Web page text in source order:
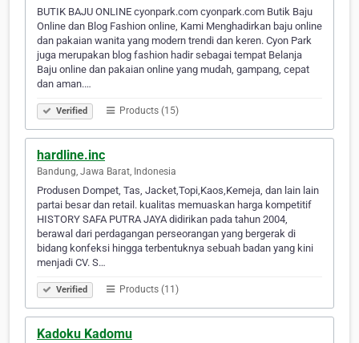
BUTIK BAJU ONLINE cyonpark.com cyonpark.com Butik Baju
Online dan Blog Fashion online, Kami Menghadirkan baju online
dan pakaian wanita yang modern trendi dan keren. Cyon Park
juga merupakan blog fashion hadir sebagai tempat Belanja
Baju online dan pakaian online yang mudah, gampang, cepat
dan aman.…
Verified Products (15)
hardline.inc
Bandung, Jawa Barat, Indonesia
Produsen Dompet, Tas, Jacket,Topi,Kaos,Kemeja, dan lain lain
partai besar dan retail. kualitas memuaskan harga kompetitif
HISTORY SAFA PUTRA JAYA didirikan pada tahun 2004,
berawal dari perdagangan perseorangan yang bergerak di
bidang konfeksi hingga terbentuknya sebuah badan yang kini
menjadi CV. S…
Verified Products (11)
Kadoku Kadomu